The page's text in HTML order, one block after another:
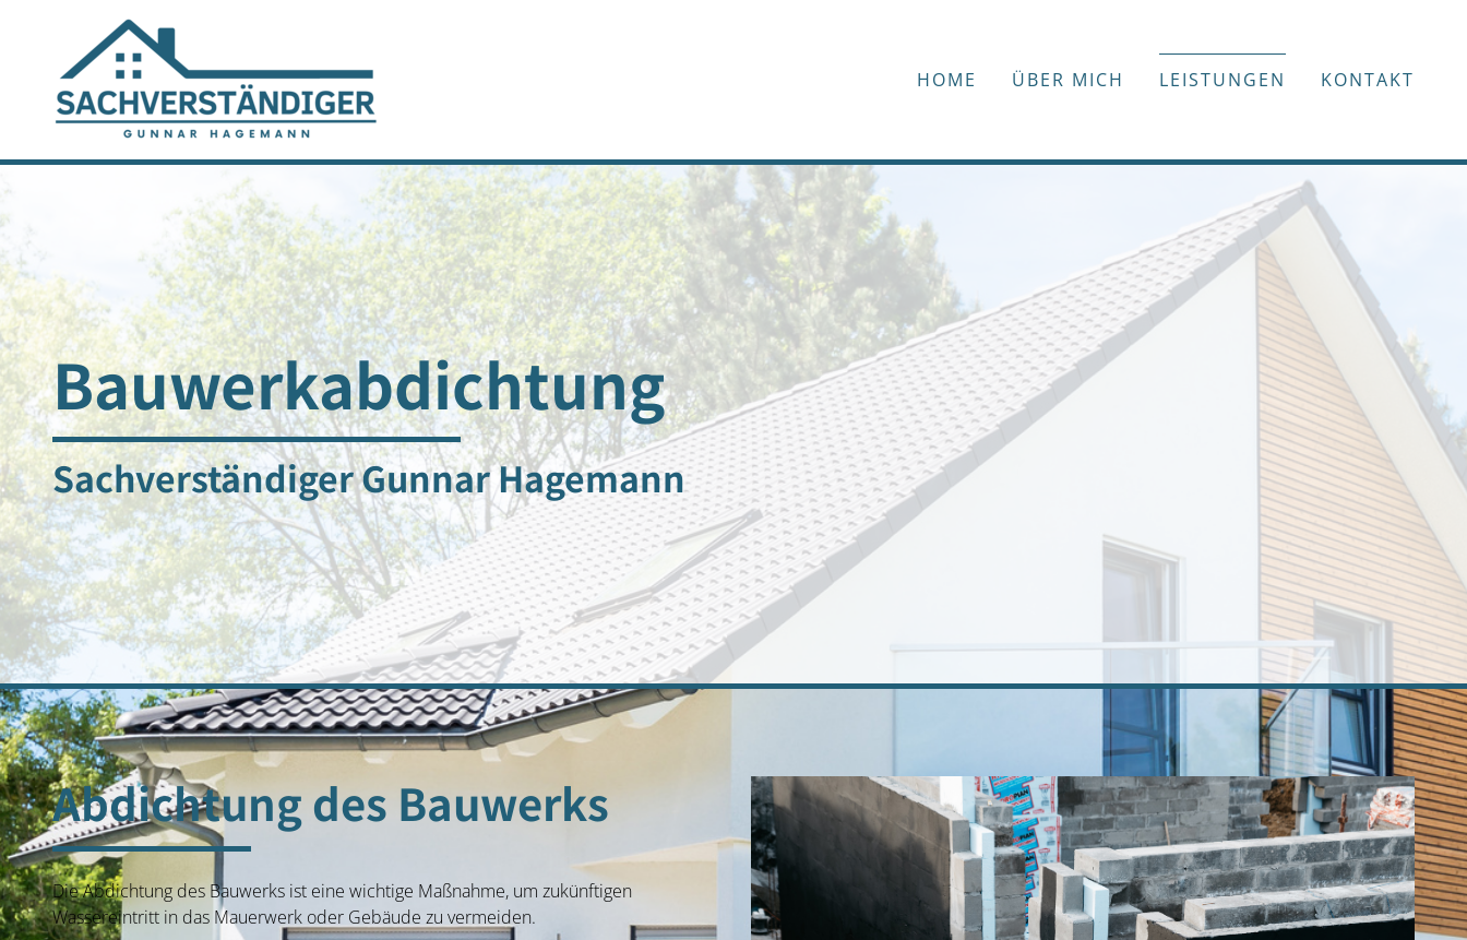
HOME ÜBER MICH LEISTUNGEN KONTAKT
Bauwerkabdichtung
Sachverständiger Gunnar Hagemann
Abdichtung des Bauwerks
Die Abdichtung des Bauwerks ist eine wichtige Maßnahme, um zukünftigen
Wassereintritt in das Mauerwerk oder Gebäude zu vermeiden.